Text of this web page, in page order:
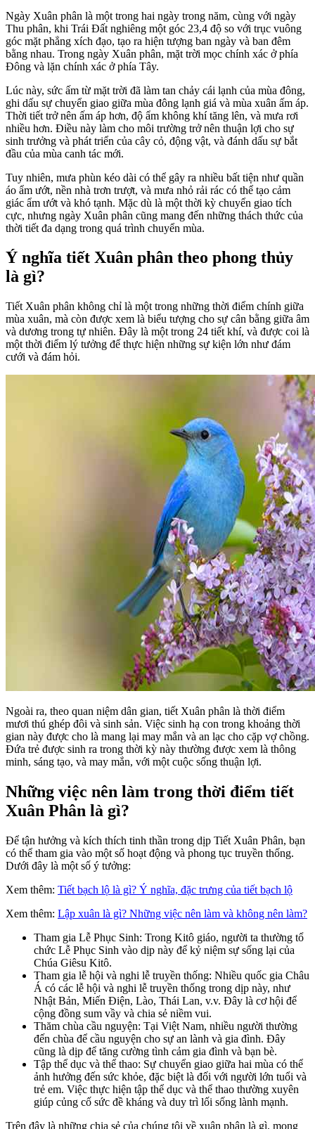
Ngày Xuân phân là một trong hai ngày trong năm, cùng với ngày
Thu phân, khi Trái Đất nghiêng một góc 23,4 độ so với trục vuông
góc mặt phẳng xích đạo, tạo ra hiện tượng ban ngày và ban đêm
bằng nhau. Trong ngày Xuân phân, mặt trời mọc chính xác ở phía
Đông và lặn chính xác ở phía Tây.
Lúc này, sức ấm từ mặt trời đã làm tan chảy cái lạnh của mùa đông,
ghi dấu sự chuyển giao giữa mùa đông lạnh giá và mùa xuân ấm áp.
Thời tiết trở nên ấm áp hơn, độ ẩm không khí tăng lên, và mưa rơi
nhiều hơn. Điều này làm cho môi trường trở nên thuận lợi cho sự
sinh trưởng và phát triển của cây cỏ, động vật, và đánh dấu sự bắt
đầu của mùa canh tác mới.
Tuy nhiên, mưa phùn kéo dài có thể gây ra nhiều bất tiện như quần
áo ẩm ướt, nền nhà trơn trượt, và mưa nhỏ rải rác có thể tạo cảm
giác ẩm ướt và khó tạnh. Mặc dù là một thời kỳ chuyển giao tích
cực, nhưng ngày Xuân phân cũng mang đến những thách thức của
thời tiết đa dạng trong quá trình chuyển mùa.
Ý nghĩa tiết Xuân phân theo phong thủy
là gì?
Tiết Xuân phân không chỉ là một trong những thời điểm chính giữa
mùa xuân, mà còn được xem là biểu tượng cho sự cân bằng giữa âm
và dương trong tự nhiên. Đây là một trong 24 tiết khí, và được coi là
một thời điểm lý tưởng để thực hiện những sự kiện lớn như đám
cưới và đám hỏi.
Ngoài ra, theo quan niệm dân gian, tiết Xuân phân là thời điểm
mươi thú ghép đôi và sinh sản. Việc sinh hạ con trong khoảng thời
gian này được cho là mang lại may mắn và an lạc cho cặp vợ chồng.
Đứa trẻ được sinh ra trong thời kỳ này thường được xem là thông
minh, sáng tạo, và may mắn, với một cuộc sống thuận lợi.
Những việc nên làm trong thời điểm tiết
Xuân Phân là gì?
Để tận hưởng và kích thích tinh thần trong dịp Tiết Xuân Phân, bạn
có thể tham gia vào một số hoạt động và phong tục truyền thống.
Dưới đây là một số ý tưởng:
Xem thêm: Tiết bạch lộ là gì? Ý nghĩa, đặc trưng của tiết bạch lộ
Xem thêm: Lập xuân là gì? Những việc nên làm và không nên làm?
Tham gia Lễ Phục Sinh: Trong Kitô giáo, người ta thường tổ
chức Lễ Phục Sinh vào dịp này để kỷ niệm sự sống lại của
Chúa Giêsu Kitô.
Tham gia lễ hội và nghi lễ truyền thống: Nhiều quốc gia Châu
Á có các lễ hội và nghi lễ truyền thống trong dịp này, như
Nhật Bản, Miến Điện, Lào, Thái Lan, v.v. Đây là cơ hội để
cộng đồng sum vầy và chia sẻ niềm vui.
Thăm chùa cầu nguyện: Tại Việt Nam, nhiều người thường
đến chùa để cầu nguyện cho sự an lành và gia đình. Đây
cũng là dịp để tăng cường tình cảm gia đình và bạn bè.
Tập thể dục và thể thao: Sự chuyển giao giữa hai mùa có thể
ảnh hưởng đến sức khỏe, đặc biệt là đối với người lớn tuổi và
trẻ em. Việc thực hiện tập thể dục và thể thao thường xuyên
giúp củng cố sức đề kháng và duy trì lối sống lành mạnh.
Trên đây là những chia sẻ của chúng tôi về xuân phân là gì, mong